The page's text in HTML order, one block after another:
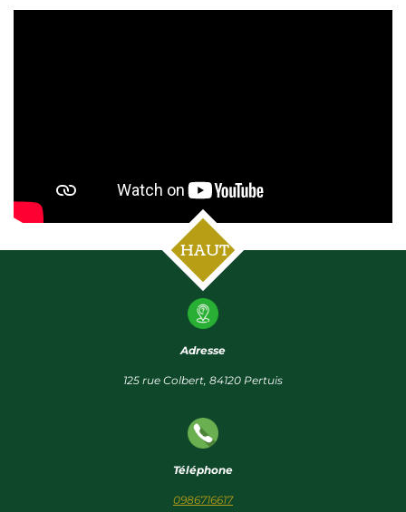
HAUT
Adresse
125 rue Colbert, 84120 Pertuis
Téléphone
0986716617